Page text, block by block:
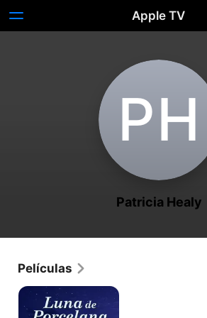
Apple TV
P‌H
Patricia Healy
Películas
Luna
porcelana